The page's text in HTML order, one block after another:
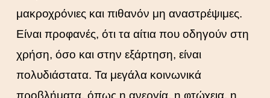
μακροχρόνιες και πιθανόν μη αναστρέψιμες.
Είναι προφανές, ότι τα αίτια που οδηγούν στη
χρήση, όσο και στην εξάρτηση, είναι
πολυδιάστατα. Τα μεγάλα κοινωνικά
προβλήματα, όπως η ανεργία, η φτώχεια, η